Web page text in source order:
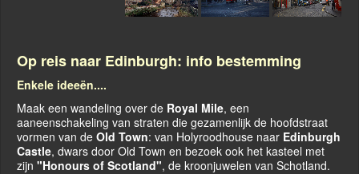
Op reis naar Edinburgh: info bestemming
Enkele ideeën....
Maak een wandeling over de Royal Mile, een
aaneenschakeling van straten die gezamenlijk de hoofdstraat
vormen van de Old Town: van Holyroodhouse naar Edinburgh
Castle, dwars door Old Town en bezoek ook het kasteel met
zijn "Honours of Scotland", de kroonjuwelen van Schotland.